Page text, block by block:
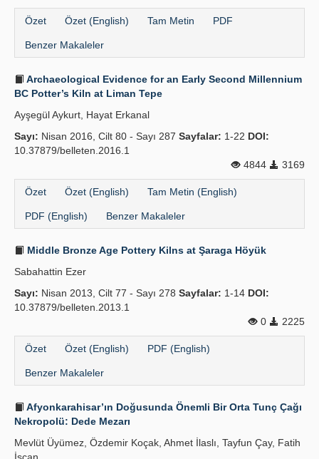
Özet Özet (English) Tam Metin PDF
Benzer Makaleler
Archaeological Evidence for an Early Second Millennium
BC Potter’s Kiln at Liman Tepe
Ayşegül Aykurt, Hayat Erkanal
Sayı: Nisan 2016, Cilt 80 - Sayı 287 Sayfalar: 1-22 DOI:
10.37879/belleten.2016.1
4844
3169
Özet Özet (English) Tam Metin (English)
PDF (English) Benzer Makaleler
Middle Bronze Age Pottery Kilns at Şaraga Höyük
Sabahattin Ezer
Sayı: Nisan 2013, Cilt 77 - Sayı 278 Sayfalar: 1-14 DOI:
10.37879/belleten.2013.1
0
2225
Özet Özet (English) PDF (English)
Benzer Makaleler
Afyonkarahisar’ın Doğusunda Önemli Bir Orta Tunç Çağı
Nekropolü: Dede Mezarı
Mevlüt Üyümez, Özdemir Koçak, Ahmet İlaslı, Tayfun Çay, Fatih